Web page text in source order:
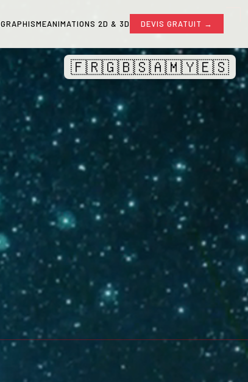
GRAPHISMEANIMATIONS 2D & 3D DEVIS GRATUIT →
🇫🇷🇬🇧🇸🇦🇲🇾🇪🇸